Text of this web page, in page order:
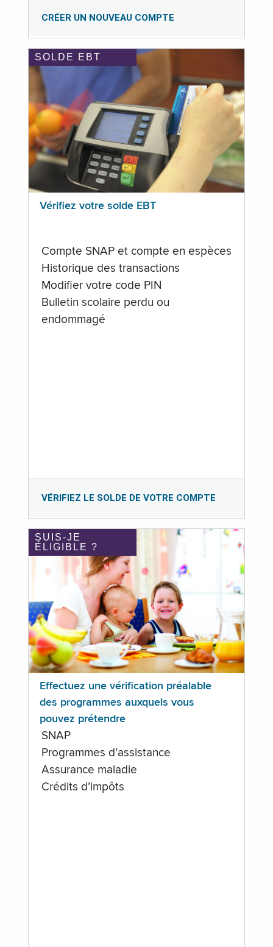
CRÉER UN NOUVEAU COMPTE
SOLDE EBT
Vérifiez votre solde EBT
Compte SNAP et compte en espèces
Historique des transactions
Modifier votre code PIN
Bulletin scolaire perdu ou
endommagé
VÉRIFIEZ LE SOLDE DE VOTRE COMPTE
SUIS-JE
ÉLIGIBLE ?
Effectuez une vérification préalable
des programmes auxquels vous
pouvez prétendre
SNAP
Programmes d’assistance
Assurance maladie
Crédits d’impôts